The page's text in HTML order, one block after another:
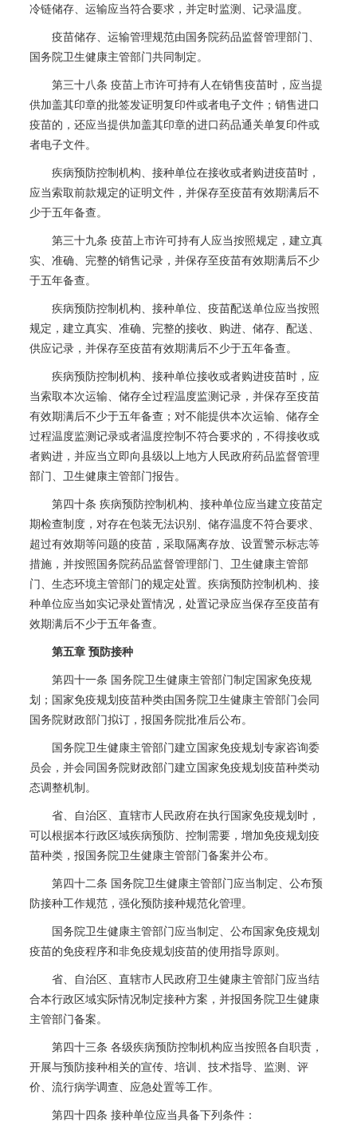
冷链储存、运输应当符合要求，并定时监测、记录温度。
疫苗储存、运输管理规范由国务院药品监督管理部门、
国务院卫生健康主管部门共同制定。
第三十八条 疫苗上市许可持有人在销售疫苗时，应当提
供加盖其印章的批签发证明复印件或者电子文件；销售进口
疫苗的，还应当提供加盖其印章的进口药品通关单复印件或
者电子文件。
疾病预防控制机构、接种单位在接收或者购进疫苗时，
应当索取前款规定的证明文件，并保存至疫苗有效期满后不
少于五年备查。
第三十九条 疫苗上市许可持有人应当按照规定，建立真
实、准确、完整的销售记录，并保存至疫苗有效期满后不少
于五年备查。
疾病预防控制机构、接种单位、疫苗配送单位应当按照
规定，建立真实、准确、完整的接收、购进、储存、配送、
供应记录，并保存至疫苗有效期满后不少于五年备查。
疾病预防控制机构、接种单位接收或者购进疫苗时，应
当索取本次运输、储存全过程温度监测记录，并保存至疫苗
有效期满后不少于五年备查；对不能提供本次运输、储存全
过程温度监测记录或者温度控制不符合要求的，不得接收或
者购进，并应当立即向县级以上地方人民政府药品监督管理
部门、卫生健康主管部门报告。
第四十条 疾病预防控制机构、接种单位应当建立疫苗定
期检查制度，对存在包装无法识别、储存温度不符合要求、
超过有效期等问题的疫苗，采取隔离存放、设置警示标志等
措施，并按照国务院药品监督管理部门、卫生健康主管部
门、生态环境主管部门的规定处置。疾病预防控制机构、接
种单位应当如实记录处置情况，处置记录应当保存至疫苗有
效期满后不少于五年备查。
第五章 预防接种
第四十一条 国务院卫生健康主管部门制定国家免疫规
划；国家免疫规划疫苗种类由国务院卫生健康主管部门会同
国务院财政部门拟订，报国务院批准后公布。
国务院卫生健康主管部门建立国家免疫规划专家咨询委
员会，并会同国务院财政部门建立国家免疫规划疫苗种类动
态调整机制。
省、自治区、直辖市人民政府在执行国家免疫规划时，
可以根据本行政区域疾病预防、控制需要，增加免疫规划疫
苗种类，报国务院卫生健康主管部门备案并公布。
第四十二条 国务院卫生健康主管部门应当制定、公布预
防接种工作规范，强化预防接种规范化管理。
国务院卫生健康主管部门应当制定、公布国家免疫规划
疫苗的免疫程序和非免疫规划疫苗的使用指导原则。
省、自治区、直辖市人民政府卫生健康主管部门应当结
合本行政区域实际情况制定接种方案，并报国务院卫生健康
主管部门备案。
第四十三条 各级疾病预防控制机构应当按照各自职责，
开展与预防接种相关的宣传、培训、技术指导、监测、评
价、流行病学调查、应急处置等工作。
第四十四条 接种单位应当具备下列条件：